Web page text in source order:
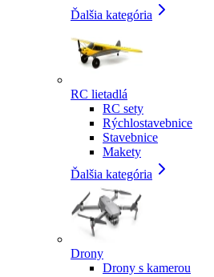
Ďalšia kategória
RC lietadlá
RC sety
Rýchlostavebnice
Stavebnice
Makety
Ďalšia kategória
Drony
Drony s kamerou